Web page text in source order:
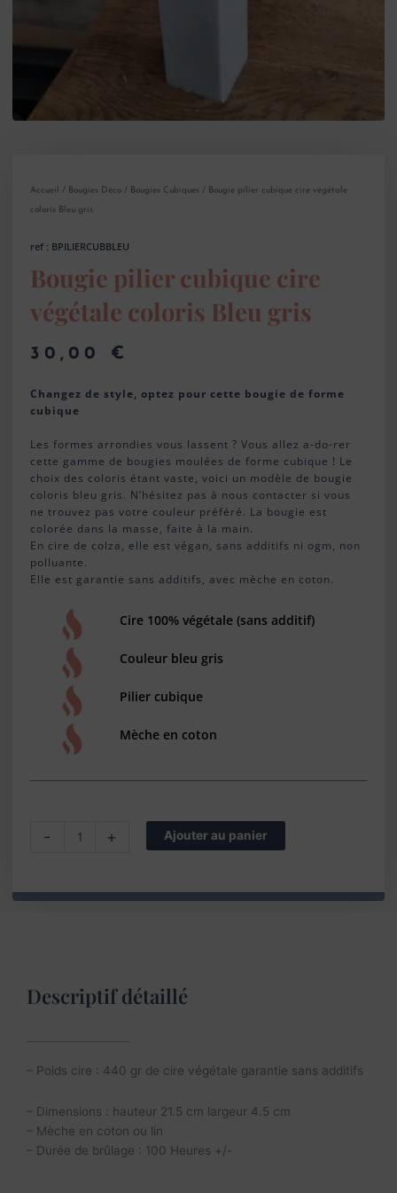
Accueil / Bougies Déco/ Bougies Cubiques / Bougie pilier cubique cire végétale
coloris Bleu gris
ref : BPILIERCUBBLEU
Bougie pilier cubique cire
végétale coloris Bleu gris
30,00 €
Changez de style, optez pour cette bougie de forme
cubique
Les formes arrondies vous lassent ? Vous allez a-do-rer
cette gamme de bougies moulées de forme cubique ! Le
choix des coloris étant vaste, voici un modèle de bougie
coloris bleu gris. N’hésitez pas à nous contacter si vous
ne trouvez pas votre couleur préféré. La bougie est
colorée dans la masse, faite à la main.
En cire de colza, elle est végan, sans additifs ni ogm, non
polluante.
Elle est garantie sans additifs, avec mèche en coton.
Cire 100% végétale (sans additif)
Couleur bleu gris
Pilier cubique
Mèche en coton
-
gris
+ Ajouter au panier
Descriptif détaillé
– Poids cire : 440 gr de cire végétale garantie sans additifs
– Dimensions : hauteur 21.5 cm largeur 4.5 cm
– Mèche en coton ou lin
– Durée de brûlage : 100 Heures +/-